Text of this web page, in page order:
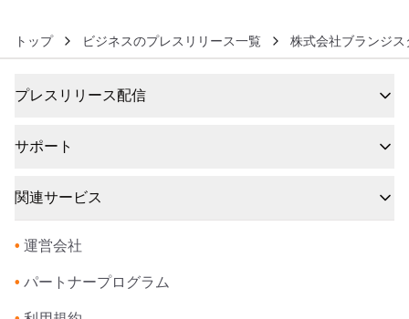
トップ ビジネスのプレスリリース一覧 株式会社ブランジ
プレスリリース配信
サポート
関連サービス
• 運営会社
• パートナープログラム